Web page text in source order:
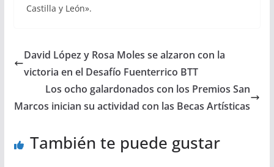
Castilla y León».
David López y Rosa Moles se alzaron con la
victoria en el Desafío Fuenterrico BTT
Los ocho galardonados con los Premios San
Marcos inician su actividad con las Becas Artísticas
También te puede gustar